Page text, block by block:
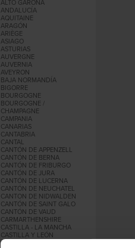
ALTO GARONA
ANDALUCÍA
AQUITAINE
ARAGÓN
ARIÈGE
ASIAGO
ASTURIAS
AUVERGNE
AUVERNIA
AVEYRON
BAJA NORMANDÍA
BIGORRE
BOURGOGNE
BOURGOGNE /
CHAMPAGNE
CAMPANIA
CANARIAS
CANTABRIA
CANTAL
CANTÓN DE APPENZELL
CANTÓN DE BERNA
CANTÓN DE FRIBURGO
CANTÓN DE JURA
CANTÓN DE LUCERNA
CANTÓN DE NEUCHATEL
CANTON DE NIDWALDEN
CANTÓN DE SAINT GALO
CANTÓN DE VAUD
CARMARTHENSHIRE
CASTILLA - LA MANCHA
CASTILLA Y LEÓN
CATALUÑA